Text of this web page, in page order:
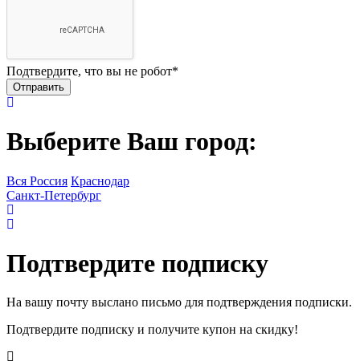
Подтвердите, что вы не робот*
Выберите Ваш город:
Вся Россия Краснодар
Санкт-Петербург
Подтвердите подписку
На вашу почту выслано письмо для подтверждения подписки.
Подтвердите подписку и получите купон на скидку!